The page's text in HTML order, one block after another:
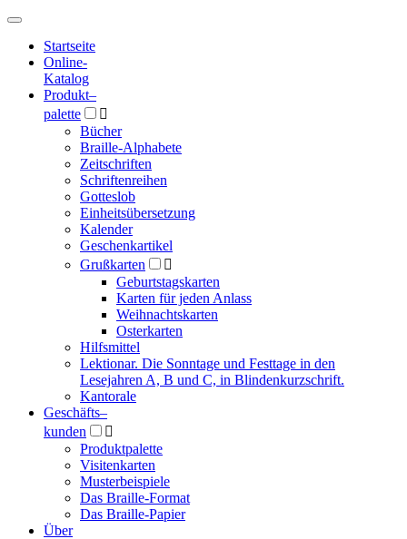
Hauptmenü
Hauptmenü
Startseite
Online-
Katalog
Produkt–
palette

Bücher
Braille-Alphabete
Zeitschriften
Schriftenreihen
Gotteslob
Einheitsübersetzung
Kalender
Geschenkartikel
Grußkarten

Geburtstagskarten
Karten für jeden Anlass
Weihnachtskarten
Osterkarten
Hilfsmittel
Lektionar. Die Sonntage und Festtage in den
Lesejahren A, B und C, in Blindenkurzschrift.
Kantorale
Geschäfts­–
kunden

Produktpalette
Visitenkarten
Musterbeispiele
Das Braille-Format
Das Braille-Papier
Über